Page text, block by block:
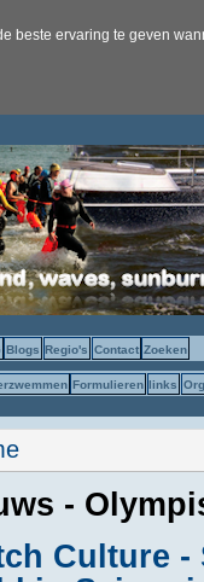
beste ervaring te geven
Blogs Regio's Contact Zoeken
Formulieren links
hier
-
Culture -